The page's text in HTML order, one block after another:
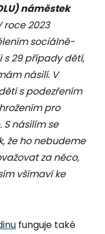
náměstek
roce 2023
sociálně-
29 případy dětí,
násilí. V
s podezřením
pro
násilím se
že ho nebudeme
za něco,
všímaví ke
funguje také